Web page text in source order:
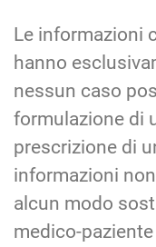
Le informazioni
hanno
nessun caso
formulazione di
prescrizione di
informazioni
alcun modo
medico-